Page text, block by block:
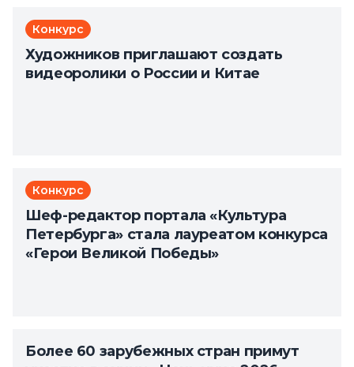
Конкурс
Художников приглашают создать
видеоролики о России и Китае
Конкурс
Шеф-редактор портала «Культура
Петербурга» стала лауреатом конкурса
«Герои Великой Победы»
Более 60 зарубежных стран примут